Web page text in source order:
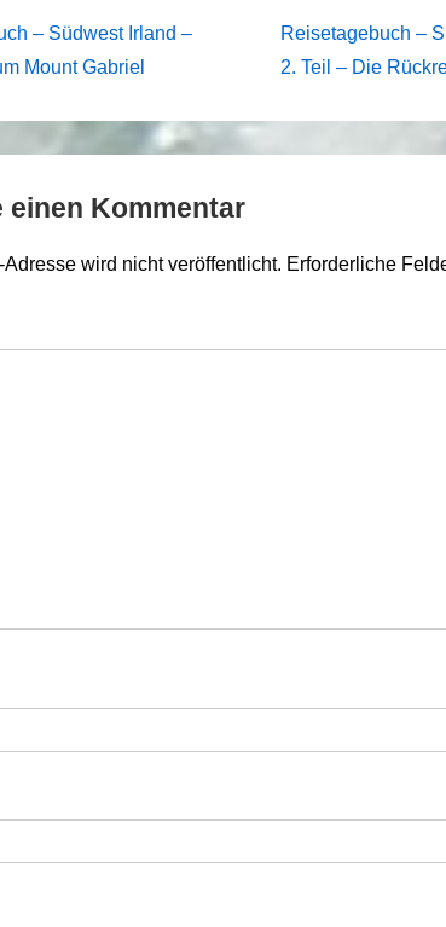
– Südwest Irland –
Mount Gabriel
Next
Post
Reisetagebuch –
2. Teil – Die
einen Kommentar
wird nicht veröffentlicht. Erforderliche